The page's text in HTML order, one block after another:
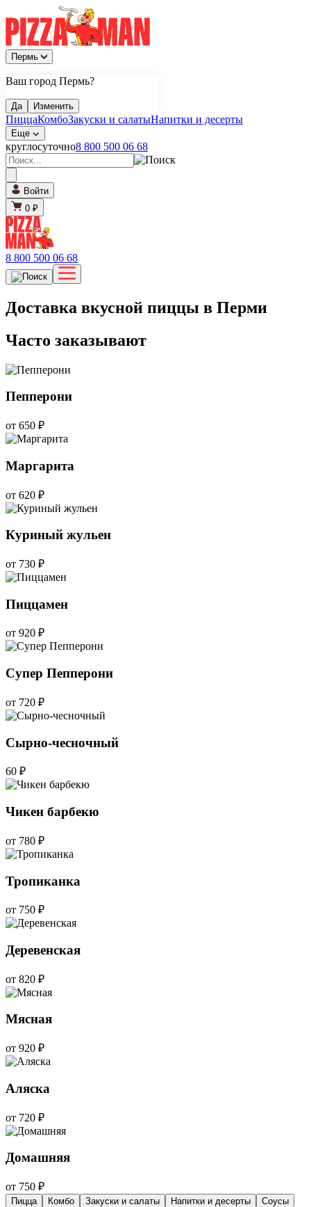
Пермь
Ваш город Пермь?
Да Изменить
ПиццаКомбоЗакуски и салатыНапитки и десерты
Еще
круглосуточно8 800 500 06 68
Войти
0 ₽
8 800 500 06 68
Доставка вкусной пиццы в Перми
Часто заказывают
Пепперони
от 650 ₽
Маргарита
от 620 ₽
Куриный жульен
от 730 ₽
Пиццамен
от 920 ₽
Супер Пеппeрони
от 720 ₽
Сырно-чесночный
60 ₽
Чикен барбекю
от 780 ₽
Тропиканка
от 750 ₽
Деревенская
от 820 ₽
Мясная
от 920 ₽
Аляска
от 720 ₽
Домашняя
от 750 ₽
Пицца Комбо Закуски и салаты Напитки и десерты Соусы